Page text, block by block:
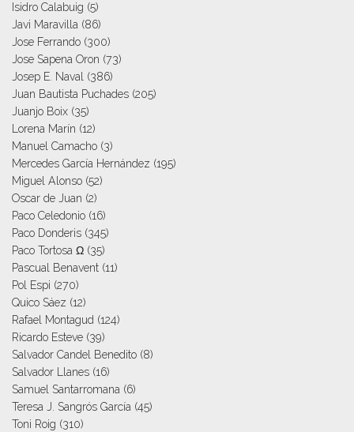
Isidro Calabuig (5)
Javi Maravilla (86)
Jose Ferrando (300)
Jose Sapena Oron (73)
Josep E. Naval
(386)
Juan Bautista Puchades (205)
Juanjo Boix (35)
Lorena Marín (12)
Manuel Camacho (3)
Mercedes García Hernández (195)
Miguel Alonso (52)
Oscar de Juan (2)
Paco Celedonio (16)
Paco Donderis (345)
Paco Tortosa Ω (35)
Pascual Benavent (11)
Pol Espi (270)
Quico Sáez (12)
Rafael Montagud (124)
Ricardo Esteve (39)
Salvador Candel Benedito (8)
Salvador Llanes (16)
Samuel Santarromana (6)
Teresa J. Sangrós García (45)
Toni Roig (310)